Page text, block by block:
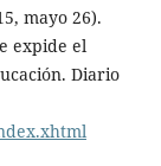
mayo 26).
expide el
Diario